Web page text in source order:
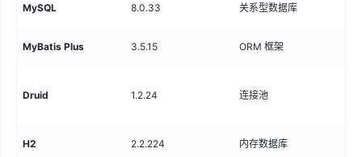
MySQL 8.0.33 关系型数据库
MyBatis Plus 3.5.15 ORM 框架
Druid 1.2.24 连接池
H2 2.2.224 内存数据库